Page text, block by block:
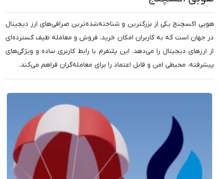
هوبی اکسچنج یکی از بزرگترین و شناخته‌شده‌ترین صرافی‌های ارز دیجیتال
در جهان است که به کاربران امکان خرید، فروش و معامله طیف گسترده‌ای
از ارزهای دیجیتال را می‌دهد. این پلتفرم با رابط کاربری ساده و ویژگی‌های
پیشرفته، محیطی امن و قابل اعتماد را برای معامله‌گران فراهم می‌کند.